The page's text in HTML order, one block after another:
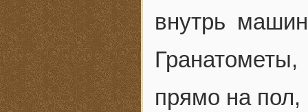
внутрь
прямо на